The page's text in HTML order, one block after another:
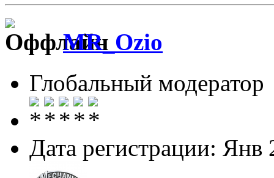
MR_Ozio
Глобальный модератор
Дата регистрации: Янв